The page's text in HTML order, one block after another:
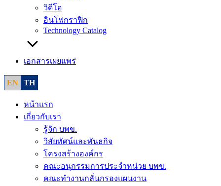
วิดีโอ
อินโฟกราฟิก
Technology Catalog
เอกสารเผยแพร่
EN TH
หน้าแรก
เกี่ยวกับเรา
รู้จัก บพข.
วิสัยทัศน์และพันธกิจ
โครงสร้างองค์กร
คณะอนุกรรมการประจำหน่วย บพข.
คณะทำงานกลั่นกรองแผนงาน